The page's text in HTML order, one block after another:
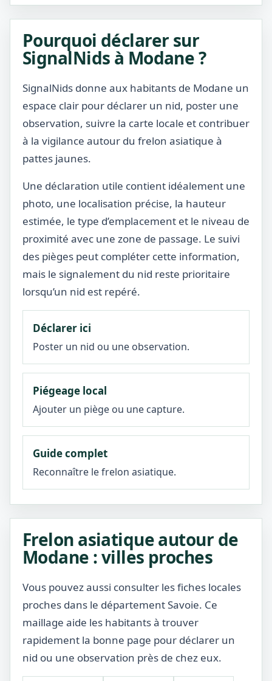
Pourquoi déclarer sur
SignalNids à Modane ?
SignalNids donne aux habitants de Modane un
espace clair pour déclarer un nid, poster une
observation, suivre la carte locale et contribuer
à la vigilance autour du frelon asiatique à
pattes jaunes.
Une déclaration utile contient idéalement une
photo, une localisation précise, la hauteur
estimée, le type d’emplacement et le niveau de
proximité avec une zone de passage. Le suivi
des pièges peut compléter cette information,
mais le signalement du nid reste prioritaire
lorsqu’un nid est repéré.
Déclarer ici
Poster un nid ou une observation.
Piégeage local
Ajouter un piège ou une capture.
Guide complet
Reconnaître le frelon asiatique.
Frelon asiatique autour de
Modane : villes proches
Vous pouvez aussi consulter les fiches locales
proches dans le département Savoie. Ce
maillage aide les habitants à trouver
rapidement la bonne page pour déclarer un
nid ou une observation près de chez eux.